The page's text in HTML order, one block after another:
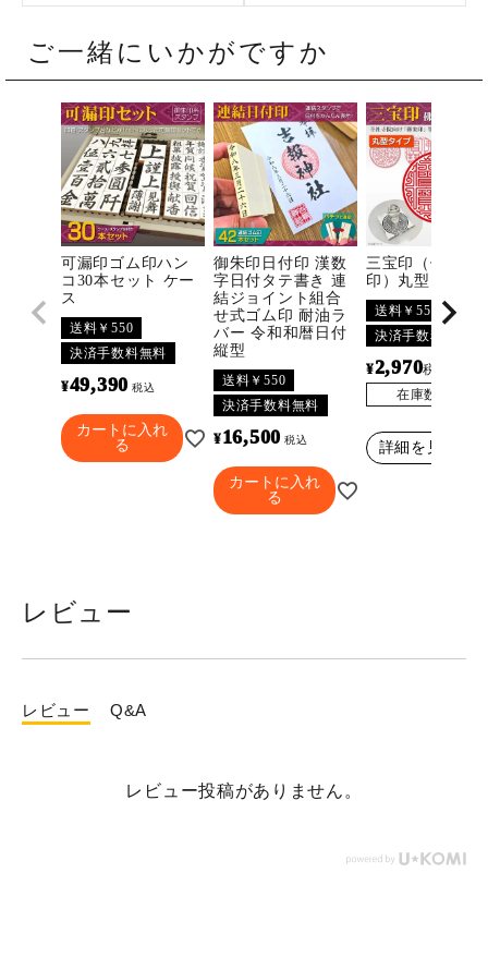
ご一緒にいかがですか
可漏印ゴム印ハン
コ30本セット ケー
ス
送料￥550
決済手数料無料
¥49,390 税込
カートに入れ
る
御朱印日付印 漢数
字日付タテ書き 連
結ジョイント組合
せ式ゴム印 耐油ラ
バー 令和和暦日付
縦型
送料￥550
決済手数料無料
¥16,500 税込
カートに入れ
る
三宝印（佛法僧
印）丸型
送料￥550
決済手数料無料
¥2,970税込
在庫数
詳細を見る
レビュー
レビュー Q&A
レビュー投稿がありません。